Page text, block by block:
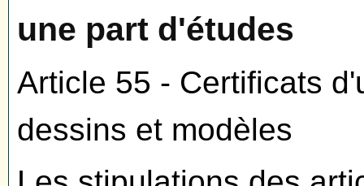
une part d'études
Article 55 - Certificats
dessins et modèles